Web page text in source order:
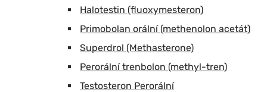
Halotestin (fluoxymesteron)
Primobolan orální (methenolon acetát)
Superdrol (Methasterone)
Perorální trenbolon (methyl-tren)
Testosteron Perorální